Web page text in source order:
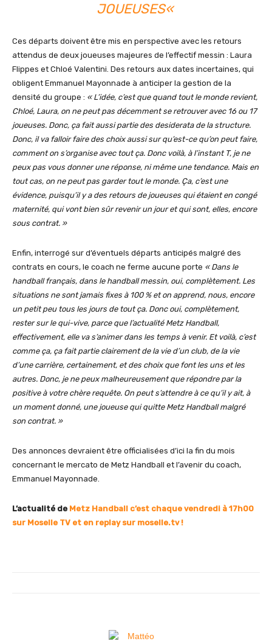
JOUEUSES«
Ces départs doivent être mis en perspective avec les retours
attendus de deux joueuses majeures de l’effectif messin : Laura
Flippes et Chloé Valentini. Des retours aux dates incertaines, qui
obligent Emmanuel Mayonnade à anticiper la gestion de la
densité du groupe : « L’idée, c’est que quand tout le monde revient,
Chloé, Laura, on ne peut pas décemment se retrouver avec 16 ou 17
joueuses. Donc, ça fait aussi partie des desiderata de la structure.
Donc, il va falloir faire des choix aussi sur qu’est-ce qu’on peut faire,
comment on s’organise avec tout ça. Donc voilà, à l’instant T, je ne
peux pas vous donner une réponse, ni même une tendance. Mais en
tout cas, on ne peut pas garder tout le monde. Ça, c’est une
évidence, puisqu’il y a des retours de joueuses qui étaient en congé
maternité, qui vont bien sûr revenir un jour et qui sont, elles, encore
sous contrat. »
Enfin, interrogé sur d’éventuels départs anticipés malgré des
contrats en cours, le coach ne ferme aucune porte « Dans le
handball français, dans le handball messin, oui, complètement. Les
situations ne sont jamais fixes à 100 % et on apprend, nous, encore
un petit peu tous les jours de tout ça. Donc oui, complètement,
rester sur le qui-vive, parce que l’actualité Metz Handball,
effectivement, elle va s’animer dans les temps à venir. Et voilà, c’est
comme ça, ça fait partie clairement de la vie d’un club, de la vie
d’une carrière, certainement, et des choix que font les uns et les
autres. Donc, je ne peux malheureusement que répondre par la
positive à votre chère requête. On peut s’attendre à ce qu’il y ait, à
un moment donné, une joueuse qui quitte Metz Handball malgré
son contrat. »
Des annonces devraient être officialisées d’ici la fin du mois
concernant le mercato de Metz Handball et l’avenir du coach,
Emmanuel Mayonnade.
L’actualité de Metz Handball c’est chaque vendredi à 17h00
sur Moselle TV et en replay sur moselle.tv !